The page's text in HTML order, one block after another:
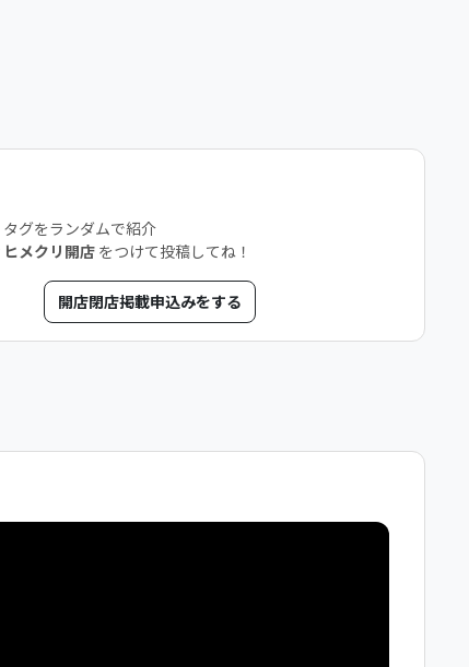
タグをランダムで紹介
ヒメクリ開店 をつけて投稿してね！
開店閉店掲載申込みをする